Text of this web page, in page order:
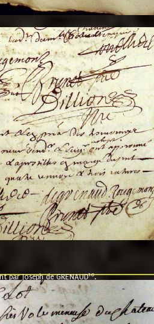
Joseph de GRENAUD10.
le ving neuvième jour du mois de
Guillaume de Moyriat chevalier baron